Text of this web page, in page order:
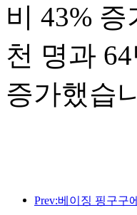
비 43%
천 명과
증가했습